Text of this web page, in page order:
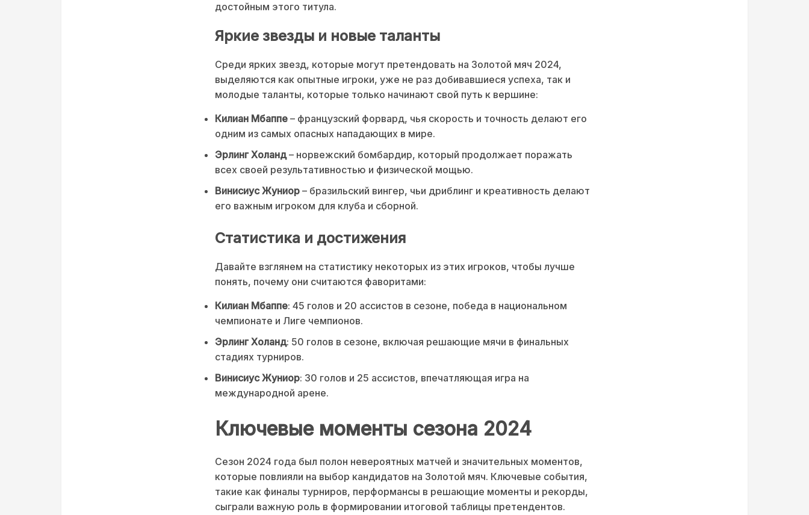
достойным этого титула.
Яркие звезды и новые таланты
Среди ярких звезд, которые могут претендовать на Золотой мяч 2024,
выделяются как опытные игроки, уже не раз добивавшиеся успеха, так и
молодые таланты, которые только начинают свой путь к вершине:
Килиан Мбаппе – французский форвард, чья скорость и точность делают его
одним из самых опасных нападающих в мире.
Эрлинг Холанд– норвежский бомбардир, который продолжает поражать
всех своей результативностью и физической мощью.
Винисиус Жуниор – бразильский вингер, чьи дриблинг и креативность делают
его важным игроком для клуба и сборной.
Статистика и достижения
Давайте взглянем на статистику некоторых из этих игроков, чтобы лучше
понять, почему они считаются фаворитами:
Килиан Мбаппе: 45 голов и 20 ассистов в сезоне, победа в национальном
чемпионате и Лиге чемпионов.
Эрлинг Холанд: 50 голов в сезоне, включая решающие мячи в финальных
стадиях турниров.
Винисиус Жуниор: 30 голов и 25 ассистов, впечатляющая игра на
международной арене.
Ключевые моменты сезона 2024
Сезон 2024 года был полон невероятных матчей и значительных моментов,
которые повлияли на выбор кандидатов на Золотой мяч. Ключевые события,
такие как финалы турниров, перформансы в решающие моменты и рекорды,
сыграли важную роль в формировании итоговой таблицы претендентов.